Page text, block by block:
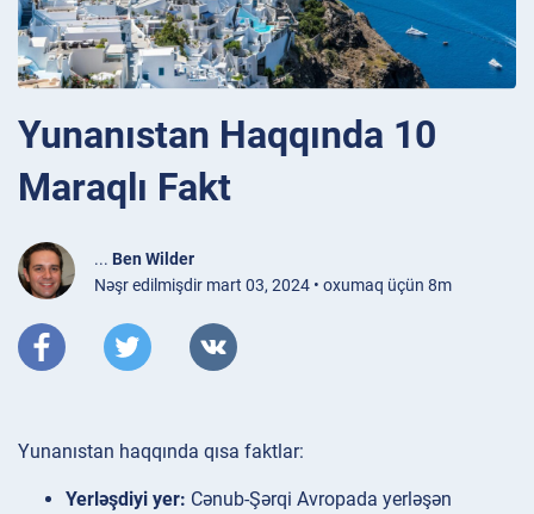
Yunanıstan Haqqında 10
Maraqlı Fakt
... Ben Wilder
Nəşr edilmişdir mart 03, 2024 • oxumaq üçün 8m
Yunanıstan haqqında qısa faktlar:
Yerləşdiyi yer: Cənub-Şərqi Avropada yerləşən